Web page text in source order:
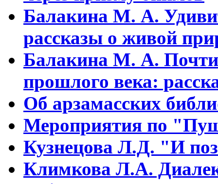
Балакина М. А.
рассказы о живой
Балакина М. А. Почти
прошлого века:
Об арзамасских
Мероприятия по
Кузнецова Л.Д. "И
Климкова Л.А.